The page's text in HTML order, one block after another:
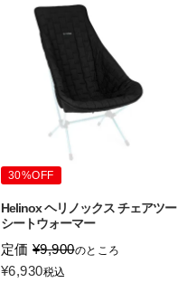
30%OFF
Helinox ヘリノックス チェアツー
シートウォーマー
定価 ¥9,900のところ
¥6,930税込